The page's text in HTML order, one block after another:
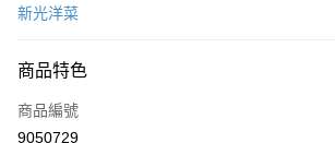
運送方式
• 付款後全家取貨
新光洋菜
商品特色
商品編號
9050729